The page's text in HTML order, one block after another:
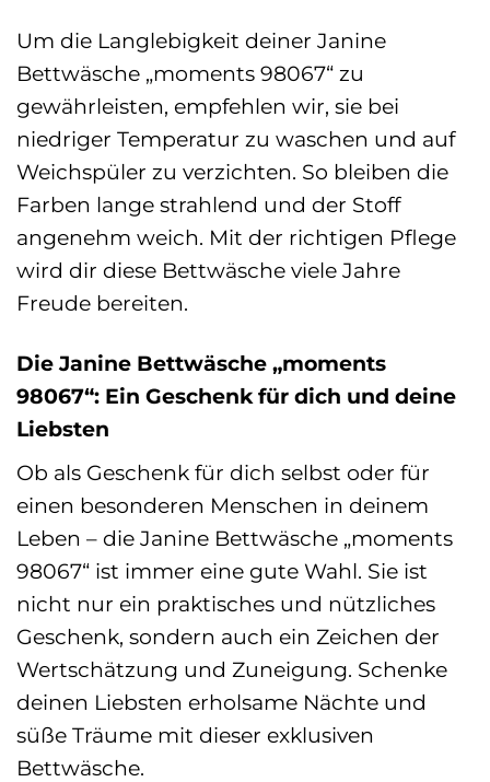
Um die Langlebigkeit deiner Janine
Bettwäsche „moments 98067“ zu
gewährleisten, empfehlen wir, sie bei
niedriger Temperatur zu waschen und auf
Weichspüler zu verzichten. So bleiben die
Farben lange strahlend und der Stoff
angenehm weich. Mit der richtigen Pflege
wird dir diese Bettwäsche viele Jahre
Freude bereiten.
Die Janine Bettwäsche „moments
98067“: Ein Geschenk für dich und deine
Liebsten
Ob als Geschenk für dich selbst oder für
einen besonderen Menschen in deinem
Leben – die Janine Bettwäsche „moments
98067“ ist immer eine gute Wahl. Sie ist
nicht nur ein praktisches und nützliches
Geschenk, sondern auch ein Zeichen der
Wertschätzung und Zuneigung. Schenke
deinen Liebsten erholsame Nächte und
süße Träume mit dieser exklusiven
Bettwäsche.